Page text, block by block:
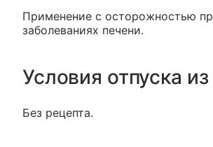
Применение с осторожностью
заболеваниях печени.
Условия отпуска из
Без рецепта.